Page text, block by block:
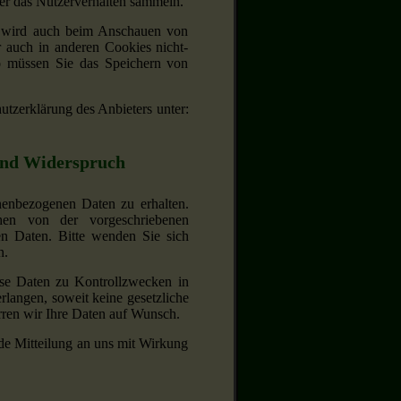
auch beim Anschauen von
auch in anderen Cookies nicht-
Sie das Speichern von
des Anbieters unter:
Widerspruch
Daten zu erhalten.
von der vorgeschriebenen
Daten. Bitte wenden Sie sich
Daten zu Kontrollzwecken in
soweit keine gesetzliche
wir Ihre Daten auf Wunsch.
Mitteilung an uns mit Wirkung